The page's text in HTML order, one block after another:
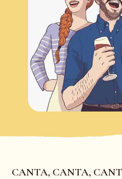
CANTA, CANTA,